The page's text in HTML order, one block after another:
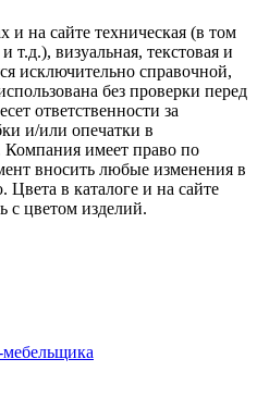
и на сайте техническая (в том
визуальная, текстовая и
исключительно справочной,
без проверки перед
ответственности за
и/или опечатки в
имеет право по
вносить любые изменения в
в каталоге и на сайте
с цветом изделий.
мебельщика